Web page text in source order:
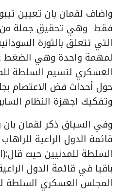
واضاف لقمان بان تعيين
فقط وهي تحقيق جملة من
التي تتعلق بالثورة
لمهمة واحدة وهي الضغط
العسكري لتسيم السلطة
حول أحداث فض الاعتصام
وتفكيك اجهزة النظام
وفي السياق ذكر لقمان
قائمة الدول الراعية
السلطة للمدنيين حيث
باقيا في قائمة الدول
المجلس العسكري السلطة